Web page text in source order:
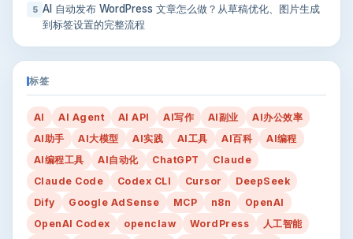
5 AI 自动发布 WordPress 文章怎么做？从草稿优化、图片生成
到标签设置的完整流程
标签
AI AI Agent AI API AI写作 AI副业
AI办公效率
AI助手
AI大模型 AI实践 AI工具 AI百科
AI编程
AI编程工具
AI自动化 ChatGPT
Claude
Claude Code
Codex CLI Cursor
DeepSeek
Dify
Google AdSense MCP n8n
OpenAI
OpenAI Codex
openclaw WordPress
人工智能